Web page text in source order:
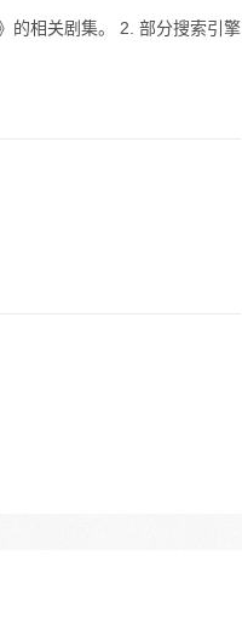
的相关剧集。 2. 部分搜索引擎